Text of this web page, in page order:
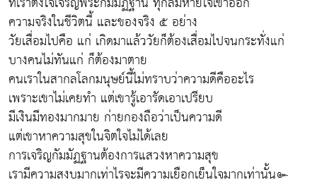
ความจริงในชีวิตนี้ และของจริง ๕ อย่าง
วัยเสื่อมไปคือ แก่ เกิดมาแล้ววัยก็ต้องเสื่อมไปจนกระทั่งแก่
บางคนไม่ทันแก่ ก็ต้องมาตาย
คนเราในสากลโลกมนุษย์นี้ไม่ทราบว่าความดีคืออะไร
เพราะเขาไม่เคยทำ แต่เขารู้เอารัดเอาเปรียบ
มีเงินมีทองมากมาย ก่ายกองถือว่าเป็นความดี
แต่เขาหาความสุขในจิตใจไม่ได้เลย
การเจริญกัมมัฏฐานต้องการแสวงหาความสุข
เรามีความสงบมากเท่าไรจะมีความเยือกเย็นใจมากเท่านั้น๛